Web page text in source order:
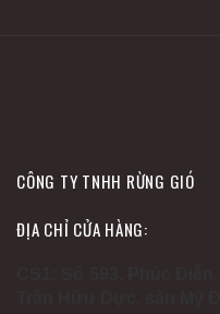
CÔNG TY TNHH RỪNG GIÓ
ĐỊA CHỈ CỬA HÀNG: